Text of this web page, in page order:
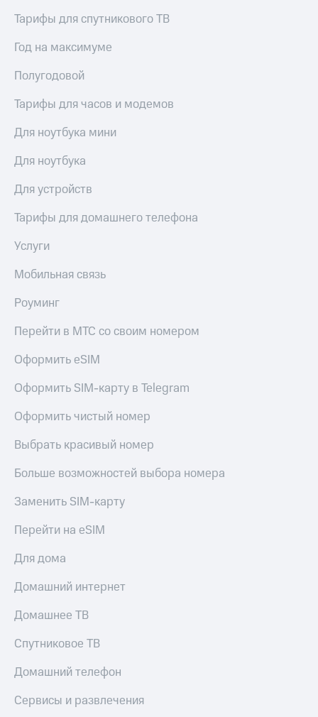
Тарифы для спутникового ТВ
Год на максимуме
Полугодовой
Тарифы для часов и модемов
Для ноутбука мини
Для ноутбука
Для устройств
Тарифы для домашнего телефона
Услуги
Мобильная связь
Роуминг
Перейти в МТС со своим номером
Оформить eSIM
Оформить SIM-карту в Telegram
Оформить чистый номер
Выбрать красивый номер
Больше возможностей выбора номера
Заменить SIM-карту
Перейти на eSIM
Для дома
Домашний интернет
Домашнее ТВ
Спутниковое ТВ
Домашний телефон
Сервисы и развлечения